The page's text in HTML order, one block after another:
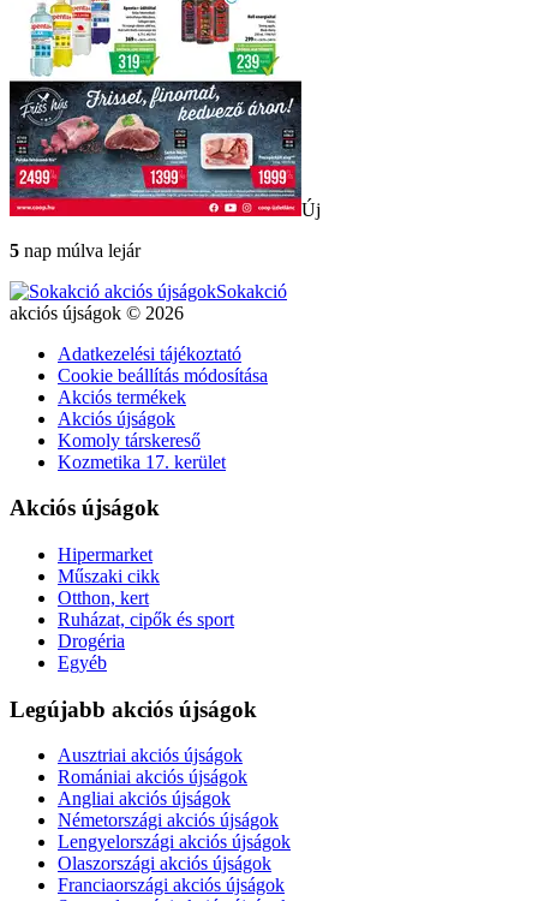
Új
5 nap múlva lejár
Sokakció
akciós újságok © 2026
Adatkezelési tájékoztató
Cookie beállítás módosítása
Akciós termékek
Akciós újságok
Komoly társkereső
Kozmetika 17. kerület
Akciós újságok
Hipermarket
Műszaki cikk
Otthon, kert
Ruházat, cipők és sport
Drogéria
Egyéb
Legújabb akciós újságok
Ausztriai akciós újságok
Romániai akciós újságok
Angliai akciós újságok
Németországi akciós újságok
Lengyelországi akciós újságok
Olaszországi akciós újságok
Franciaországi akciós újságok